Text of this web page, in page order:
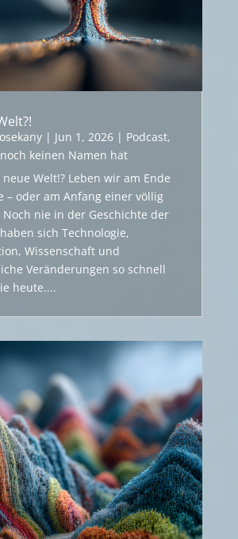
| Jun 1, 2026| Podcast,
keinen Namen hat
neue Welt!? Leben wir am Ende
– oder am Anfang einer völlig
Noch nie in der Geschichte der
sich Technologie,
Wissenschaft und
Veränderungen so schnell
heute....